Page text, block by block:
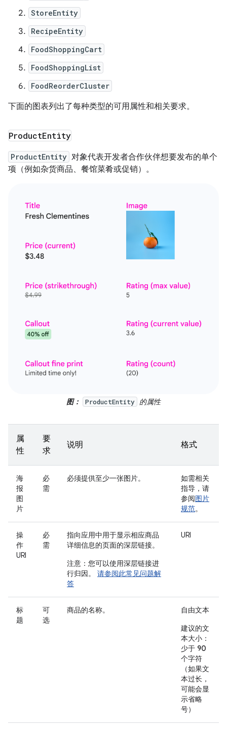
StoreEntity
RecipeEntity
FoodShoppingCart
FoodShoppingList
FoodReorderCluster
下面的图表列出了每种类型的可用属性和相关要求。
ProductEntity
ProductEntity 对象代表开发者合作伙伴想要发布的单个
项（例如杂货商品、餐馆菜肴或促销）。
图： ProductEntity 的属性
属
性
要
求
说明 格式
海
报
图
片
必
需
必须提供至少一张图片。
如需相关
指导，请
参阅图片
规范。
操
作
URI
必
需
指向应用中用于显示相应商品
详细信息的页面的深层链接。
注意：您可以使用深层链接进
行归因。 请参阅此常见问题解
答
URI
标
题
可
选
商品的名称。
自由文本
建议的文
本大小：
少于 90
个字符
（如果文
本过长，
可能会显
示省略
号）